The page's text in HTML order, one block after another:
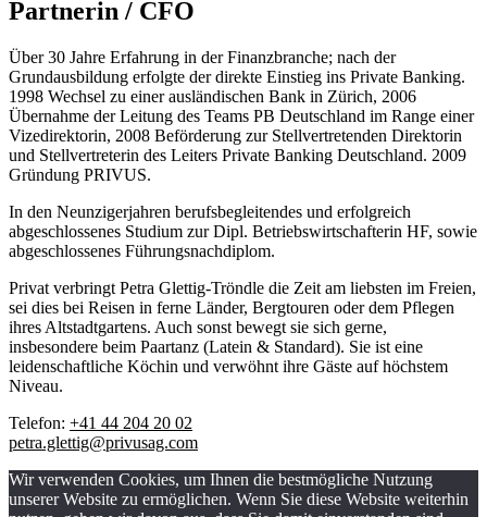
Partnerin / CFO
Über 30 Jahre Erfahrung in der Finanzbranche; nach der
Grundausbildung erfolgte der direkte Einstieg ins Private Banking.
1998 Wechsel zu einer ausländischen Bank in Zürich, 2006
Übernahme der Leitung des Teams PB Deutschland im Range einer
Vizedirektorin, 2008 Beförderung zur Stellvertretenden Direktorin
und Stellvertreterin des Leiters Private Banking Deutschland. 2009
Gründung PRIVUS.
In den Neunzigerjahren berufsbegleitendes und erfolgreich
abgeschlossenes Studium zur Dipl. Betriebswirtschafterin HF, sowie
abgeschlossenes Führungsnachdiplom.
Privat verbringt Petra Glettig-Tröndle die Zeit am liebsten im Freien,
sei dies bei Reisen in ferne Länder, Bergtouren oder dem Pflegen
ihres Altstadtgartens. Auch sonst bewegt sie sich gerne,
insbesondere beim Paartanz (Latein & Standard). Sie ist eine
leidenschaftliche Köchin und verwöhnt ihre Gäste auf höchstem
Niveau.
Telefon: +41 44 204 20 02
petra.glettig@privusag.com
Wir verwenden Cookies, um Ihnen die bestmögliche Nutzung
unserer Website zu ermöglichen. Wenn Sie diese Website weiterhin